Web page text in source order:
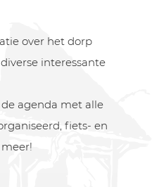
over het dorp
interessante
agenda met alle
fiets- en